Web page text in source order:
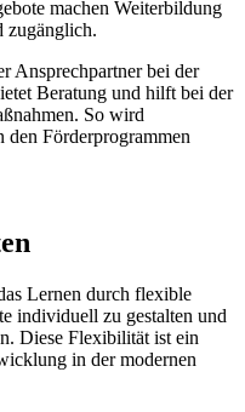
machen Weiterbildung
zugänglich.
Ansprechpartner bei der
Beratung und hilft bei der
So wird
den Förderprogrammen
Lernen durch flexible
individuell zu gestalten und
Diese Flexibilität ist ein
in der modernen